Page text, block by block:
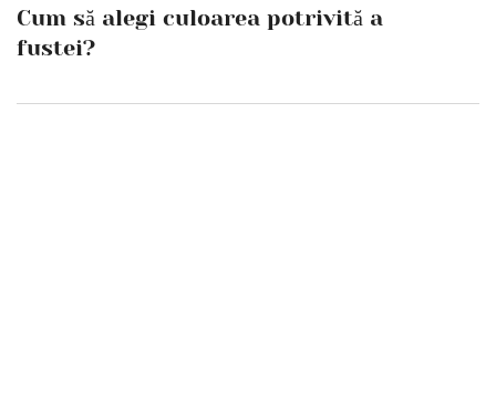
Cum să alegi culoarea potrivită a
fustei?